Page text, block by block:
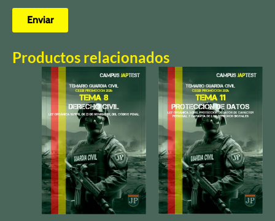
Productos relacionados